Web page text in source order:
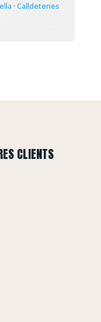
· Calldetenes
CLIENTS